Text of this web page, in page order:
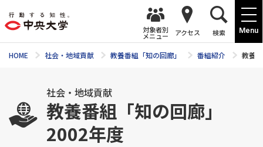
Menu
対象者別
メニュー アクセス 検索
HOME 社会・地域貢献 教養番組「知の回廊」 番組紹介 教養
社会・地域貢献
教養番組「知の回廊」
2002年度